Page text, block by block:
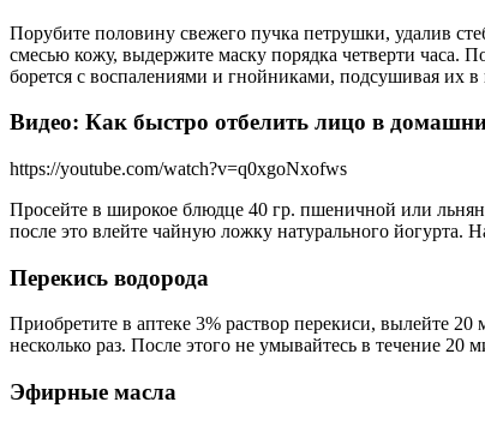
Порубите половину свежего пучка петрушки, удалив
смесью кожу, выдержите маску порядка четверти часа.
борется с воспалениями и гнойниками, подсушивая их в
Видео: Как быстро отбелить лицо в
https://youtube.com/watch?v=q0xgoNxofws
Просейте в широкое блюдце 40 гр. пшеничной или
после это влейте чайную ложку натурального йогурта.
Перекись водорода
Приобретите в аптеке 3% раствор перекиси, вылейте
несколько раз. После этого не умывайтесь в течение
Эфирные масла